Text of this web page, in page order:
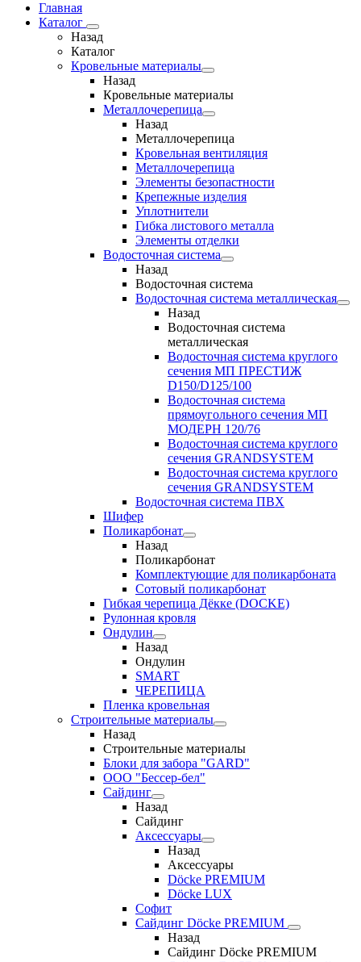
Главная
Каталог
Назад
Каталог
Кровельные материалы
Назад
Кровельные материалы
Металлочерепица
Назад
Металлочерепица
Кровельная вентиляция
Металлочерепица
Элементы безопастности
Крепежные изделия
Уплотнители
Гибка листового металла
Элементы отделки
Водосточная система
Назад
Водосточная система
Водосточная система металлическая
Назад
Водосточная система
металлическая
Водосточная система круглого
сечения МП ПРЕСТИЖ
D150/D125/100
Водосточная система
прямоугольного сечения МП
МОДЕРН 120/76
Водосточная система круглого
сечения GRANDSYSTEM
Водосточная система круглого
сечения GRANDSYSTEM
Водосточная система ПВХ
Шифер
Поликарбонат
Назад
Поликарбонат
Комплектующие для поликарбоната
Сотовый поликарбонат
Гибкая черепица Дёкке (DOCKE)
Рулонная кровля
Ондулин
Назад
Ондулин
SMART
ЧЕРЕПИЦА
Пленка кровельная
Строительные материалы
Назад
Строительные материалы
Блоки для забора "GARD"
ООО "Бессер-бел"
Сайдинг
Назад
Сайдинг
Аксессуары
Назад
Аксессуары
Döcke PREMIUM
Döcke LUX
Софит
Сайдинг Döcke PREMIUM
Назад
Сайдинг Döcke PREMIUM